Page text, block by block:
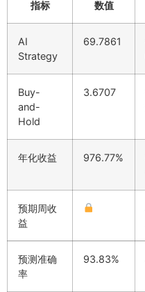
指标 数值
AI
Strategy
69.7861
Buy-
and-
Hold
3.6707
年化收益 976.77%
预期周收
益
预测准确
率
93.83%